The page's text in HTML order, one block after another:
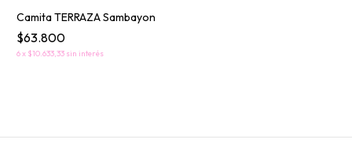
Camita TERRAZA Sambayon
$63.800
6x $10.633,33 sin interés